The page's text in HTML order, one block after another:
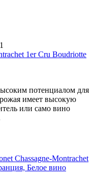
потенциалом для
имеет высокую
или само вино
Chassagne-Montrachet
Белое вино